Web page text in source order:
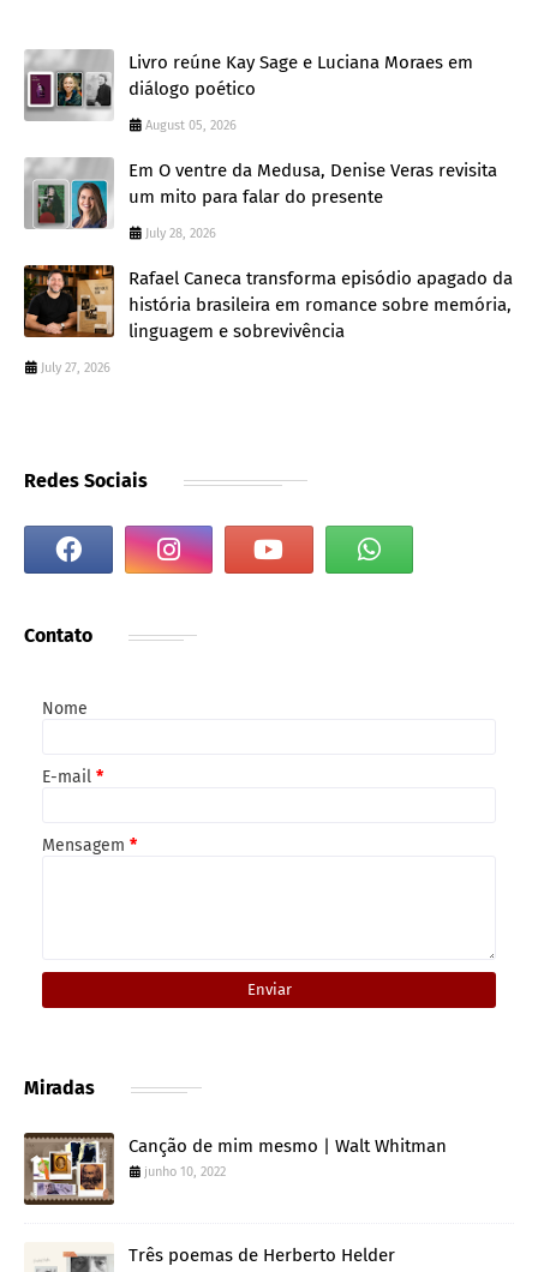
Livro reúne Kay Sage e Luciana Moraes em
diálogo poético
August 05, 2026
Em O ventre da Medusa, Denise Veras revisita
um mito para falar do presente
July 28, 2026
Rafael Caneca transforma episódio apagado da
história brasileira em romance sobre memória,
linguagem e sobrevivência
July 27, 2026
Redes Sociais
Contato
Nome
E-mail *
Mensagem *
Miradas
Canção de mim mesmo | Walt Whitman
junho 10, 2022
Três poemas de Herberto Helder